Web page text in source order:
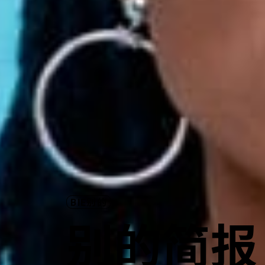
BIE别的
别的简